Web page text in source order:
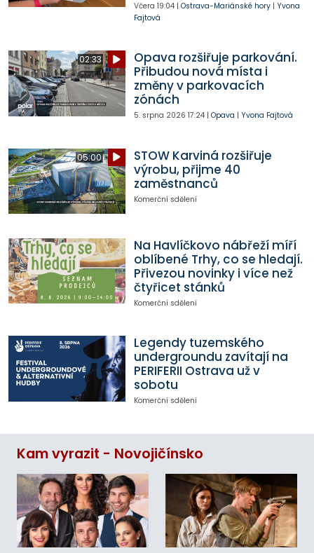
Včera 19:04| Ostrava-Mariánské hory| Yvona
Fajtová
02:33
Opava rozšiřuje parkování.
Přibudou nová místa i
změny v parkovacích
zónách
5. srpna 2026 17:24| Opava | Yvona Fajtová
05:00
STOW Karviná rozšiřuje
výrobu, přijme 40
zaměstnanců
Komerční sdělení
Na Havlíčkovo nábřeží míří
oblíbené Trhy, co se hledají.
Přivezou novinky i více než
čtyřicet stánků
Komerční sdělení
Legendy tuzemského
undergroundu zavítají na
PERIFERII Ostrava už v
sobotu
Komerční sdělení
Kam vyrazit - Novojičínsko